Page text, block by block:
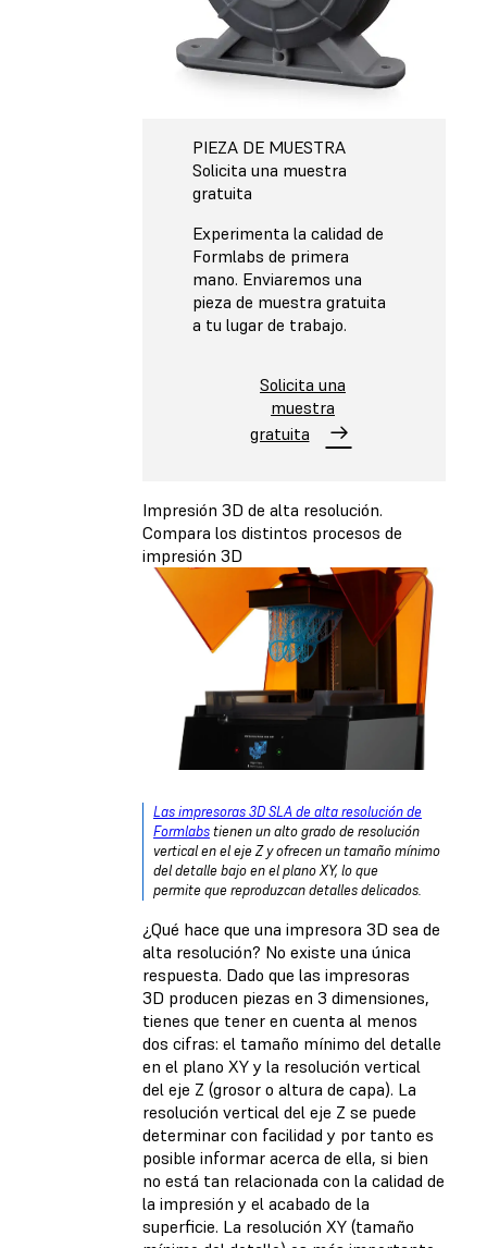
PIEZA DE MUESTRA
Solicita una muestra
gratuita
Experimenta la calidad de
Formlabs de primera
mano. Enviaremos una
pieza de muestra gratuita
a tu lugar de trabajo.
Solicita una
muestra
gratuita
Impresión 3D de alta resolución.
Compara los distintos procesos de
impresión 3D
Las impresoras 3D SLA de alta resolución de
Formlabstienen un alto grado de resolución
vertical en el eje Z y ofrecen un tamaño mínimo
del detalle bajo en el plano XY, lo que
permite que reproduzcan detalles delicados.
¿Qué hace que una impresora 3D sea de
alta resolución? No existe una única
respuesta. Dado que las impresoras
3D producen piezas en 3 dimensiones,
tienes que tener en cuenta al menos
dos cifras: el tamaño mínimo del detalle
en el plano XY y la resolución vertical
del eje Z (grosor o altura de capa). La
resolución vertical del eje Z se puede
determinar con facilidad y por tanto es
posible informar acerca de ella, si bien
no está tan relacionada con la calidad de
la impresión y el acabado de la
superficie. La resolución XY (tamaño